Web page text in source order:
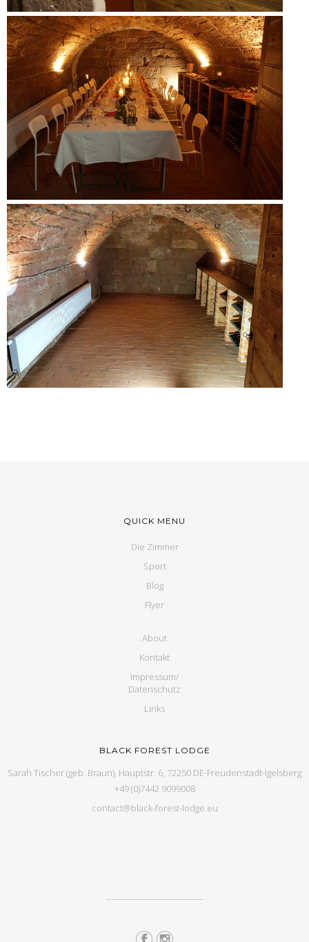
QUICK MENU
Die Zimmer
Sport
Blog
Flyer
About
Kontakt
Impressum/
Datenschutz
Links
BLACK FOREST LODGE
Sarah Tischer (geb. Braun), Hauptstr. 6, 72250 DE-Freudenstadt-Igelsberg
+49 (0)7442 9099008
contact@black-forest-lodge.eu